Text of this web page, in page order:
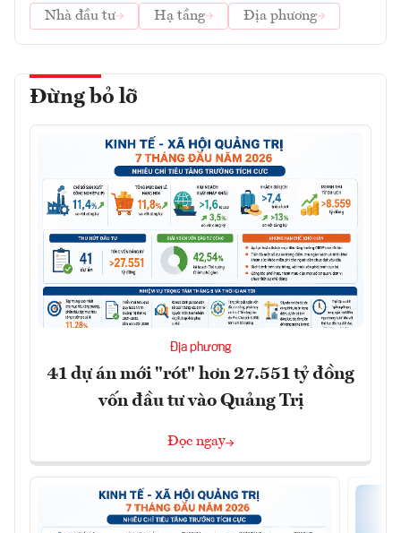
Nhà đầu tư Hạ tầng Địa phương
Đừng bỏ lỡ
Địa phương
41 dự án mới "rót" hơn 27.551 tỷ đồng
vốn đầu tư vào Quảng Trị
Đọc ngay